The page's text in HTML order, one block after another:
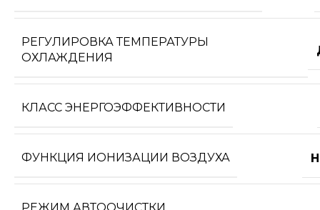
РЕГУЛИРОВКА ТЕМПЕРАТУРЫ
ОХЛАЖДЕНИЯ
КЛАСС ЭНЕРГОЭФФЕКТИВНОСТИ
ФУНКЦИЯ ИОНИЗАЦИИ ВОЗДУХА